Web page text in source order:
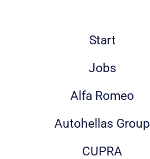
Start
Jobs
Alfa Romeo
Autohellas Group
CUPRA